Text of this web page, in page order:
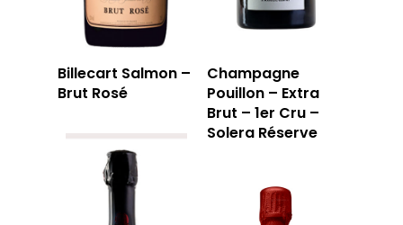
Billecart Salmon –
Brut Rosé
Champagne
Pouillon – Extra
Brut – 1er Cru –
Solera Réserve